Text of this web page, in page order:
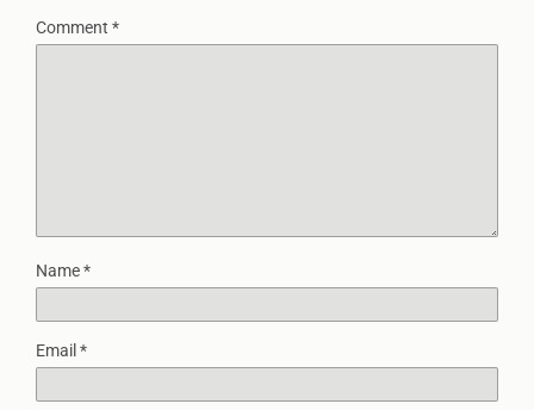
Comment *
Name*
Email *